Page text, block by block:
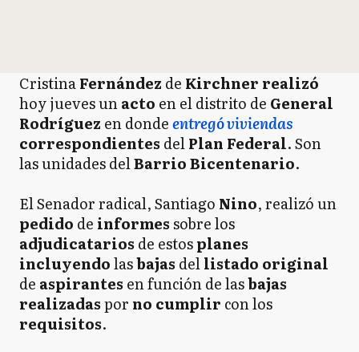
CristinaFernández de Kirchner realizó
hoy jueves unacto en el distrito de General
Rodríguez en dondeentregó viviendas
correspondientes delPlan Federal. Son
las unidades delBarrio Bicentenario.
El Senador radical, Santiago Nino, realizó un
pedido de informessobre los
adjudicatarios de estosplanes
incluyendolasbajas dellistado original
de aspirantes en función de lasbajas
realizadaspor no cumplir con los
requisitos.